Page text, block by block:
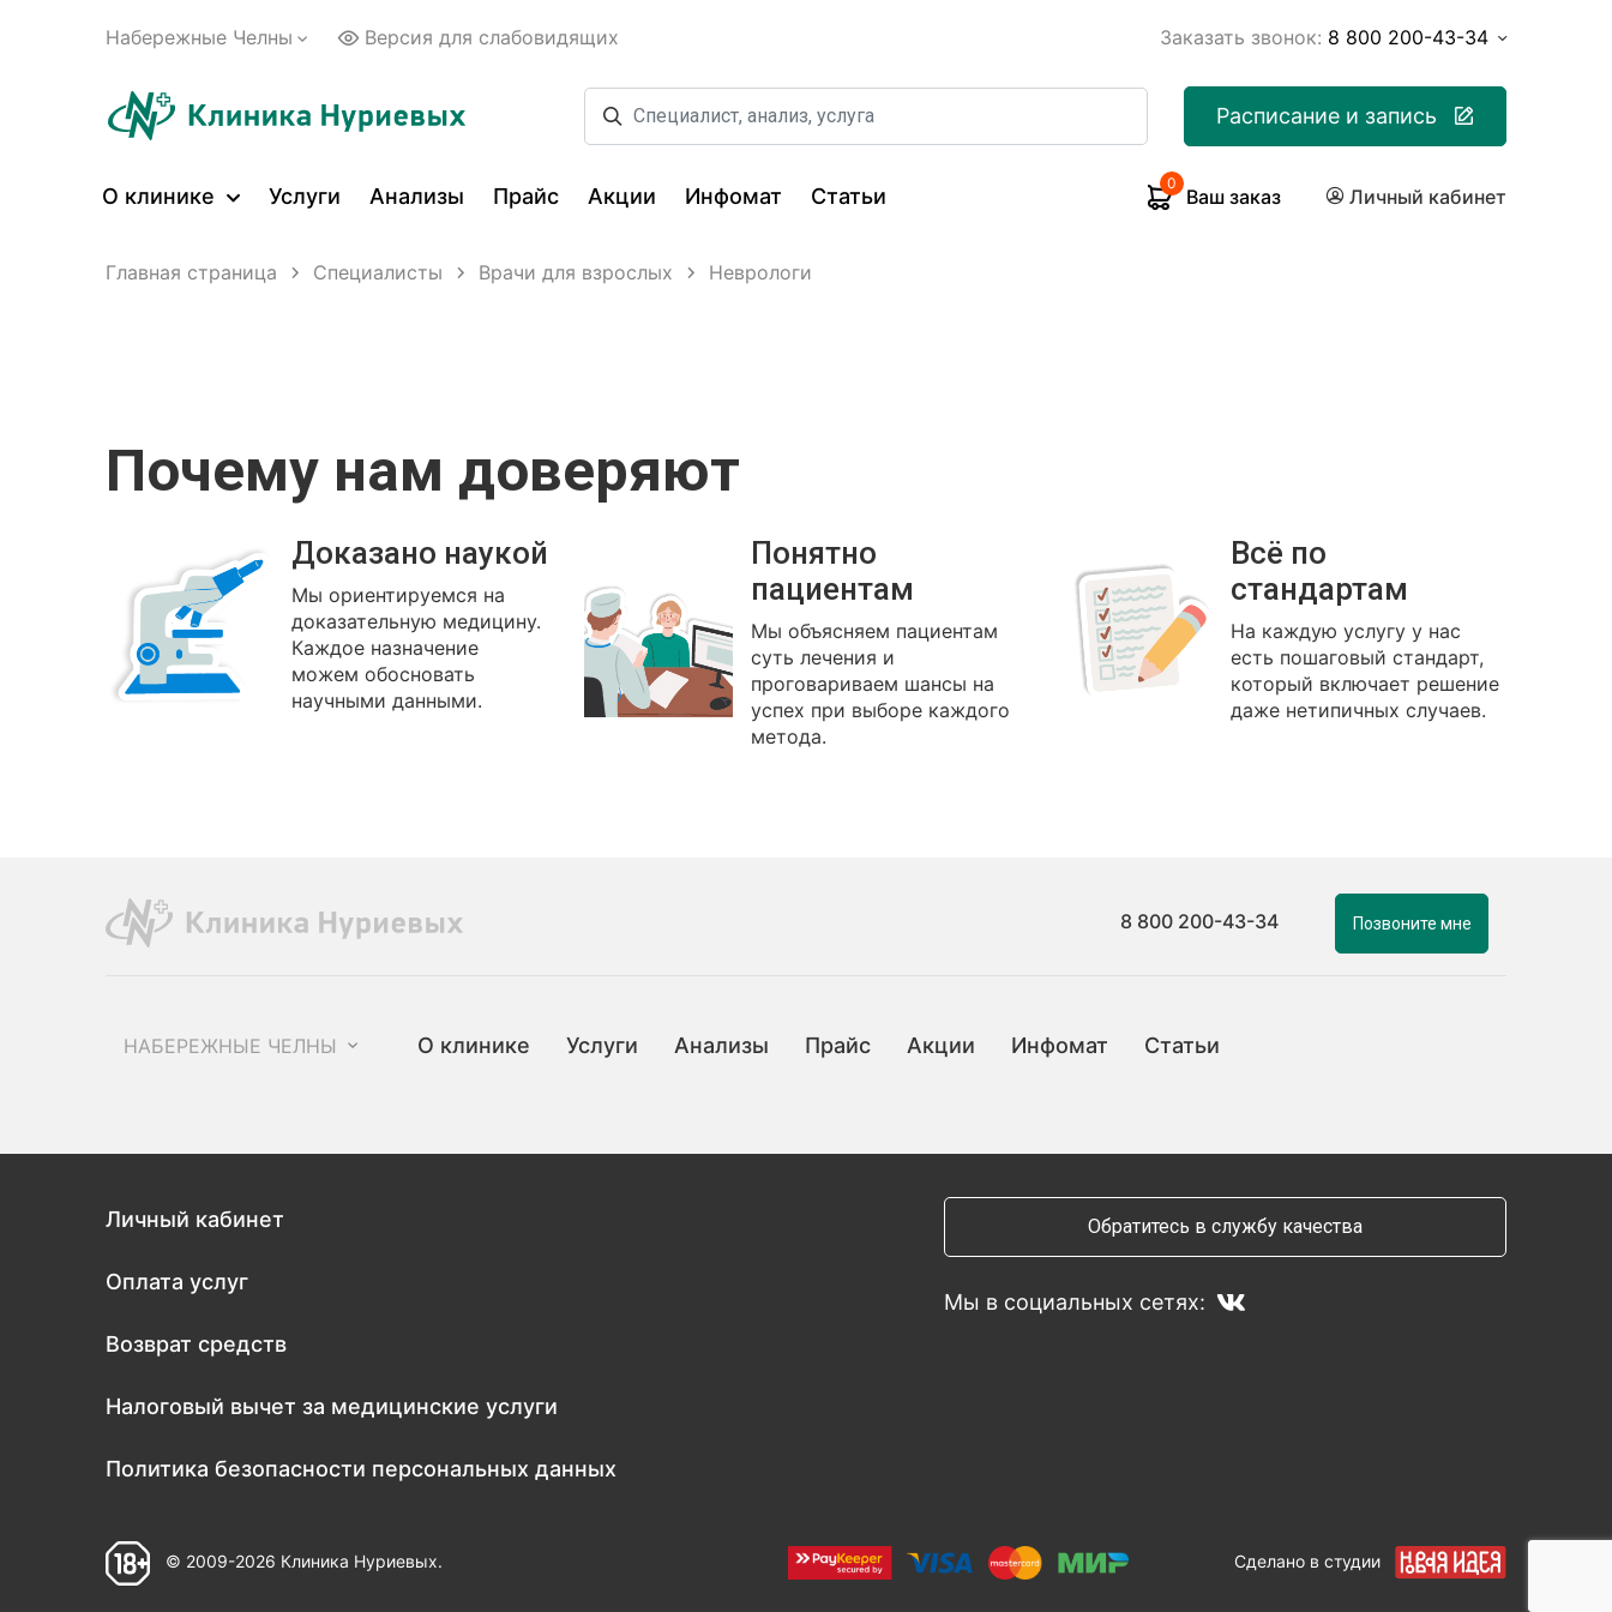
Набережные Челны Версия для слабовидящих Заказать звонок: 8 800 200-43-34
Расписание и запись
О клинике Услуги Анализы Прайс Акции Инфомат Статьи
0
Ваш заказ Личный кабинет
Главная страница Специалисты Врачи для взрослых Неврологи
Почему нам доверяют
Доказано наукой
Мы ориентируемся на
доказательную медицину.
Каждое назначение
можем обосновать
научными данными.
Понятно
пациентам
Мы объясняем пациентам
суть лечения и
проговариваем шансы на
успех при выборе каждого
метода.
Всё по
стандартам
На каждую услугу у нас
есть пошаговый стандарт,
который включает решение
даже нетипичных случаев.
8 800 200-43-34 Позвоните мне
НАБЕРЕЖНЫЕ ЧЕЛНЫ О клинике Услуги Анализы Прайс Акции Инфомат Статьи
Личный кабинет
Оплата услуг
Возврат средств
Налоговый вычет за медицинские услуги
Политика безопасности персональных данных
Обратитесь в службу качества
Мы в социальных сетях:
© 2009-2026 Клиника Нуриевых. Сделано в студии